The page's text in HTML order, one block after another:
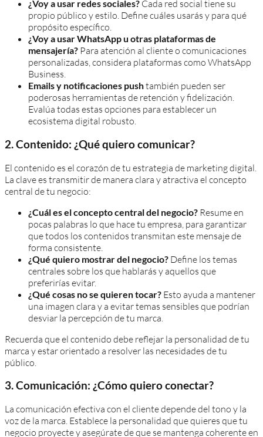
¿Voy a usar redes sociales? Cada red social tiene su
propio público y estilo. Define cuáles usarás y para qué
propósito específico.
¿Voy a usar WhatsApp u otras plataformas de
mensajería? Para atención al cliente o comunicaciones
personalizadas, considera plataformas como WhatsApp
Business.
Emails y notificaciones pushtambién pueden ser
poderosas herramientas de retención y fidelización.
Evalúa todas estas opciones para establecer un
ecosistema digital robusto.
2. Contenido: ¿Qué quiero comunicar?
El contenido es el corazón de tu estrategia de marketing digital.
La clave es transmitir de manera clara y atractiva el concepto
central de tu negocio:
¿Cuál es el concepto central del negocio? Resume en
pocas palabras lo que hace tu empresa, para garantizar
que todos los contenidos transmitan este mensaje de
forma consistente.
¿Qué quiero mostrar del negocio? Define los temas
centrales sobre los que hablarás y aquellos que
preferirías evitar.
¿Qué cosas no se quieren tocar? Esto ayuda a mantener
una imagen clara y a evitar temas sensibles que podrían
desviar la percepción de tu marca.
Recuerda que el contenido debe reflejar la personalidad de tu
marca y estar orientado a resolver las necesidades de tu
público.
3. Comunicación: ¿Cómo quiero conectar?
La comunicación efectiva con el cliente depende del tono y la
voz de la marca. Establece la personalidad que quieres que tu
negocio proyecte y asegúrate de que se mantenga coherente en